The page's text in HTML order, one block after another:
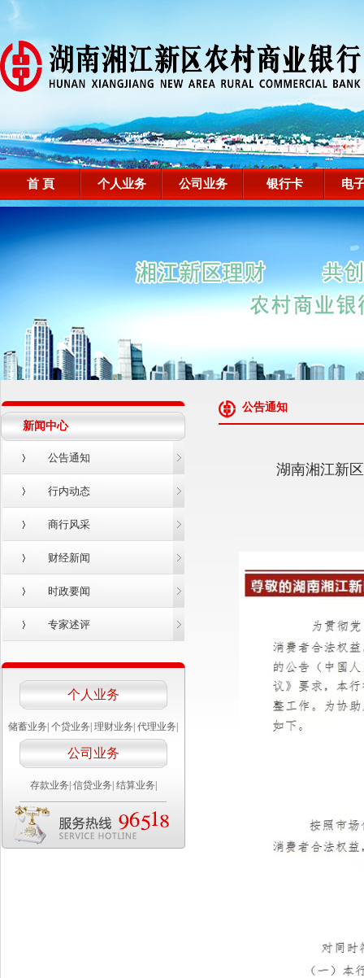
首 頁 个人业务 公司业务 银行卡 电
新闻中心
公告通知
行内动态
商行风采
财经新闻
时政要闻
专家述评
个人业务
储蓄业务 个贷业务 理财业务 代理业务
公司业务
存款业务 信贷业务 结算业务
公告通知
湖南湘江新